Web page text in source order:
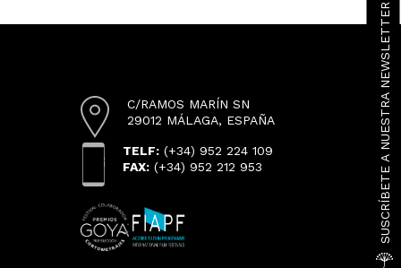
SUSCRÍBETE A NUESTRA NEWSLETTER
C/RAMOS MARÍN SN
29012 MÁLAGA, ESPAÑA
TELF:(+34) 952 224 109
FAX:(+34) 952 212 953